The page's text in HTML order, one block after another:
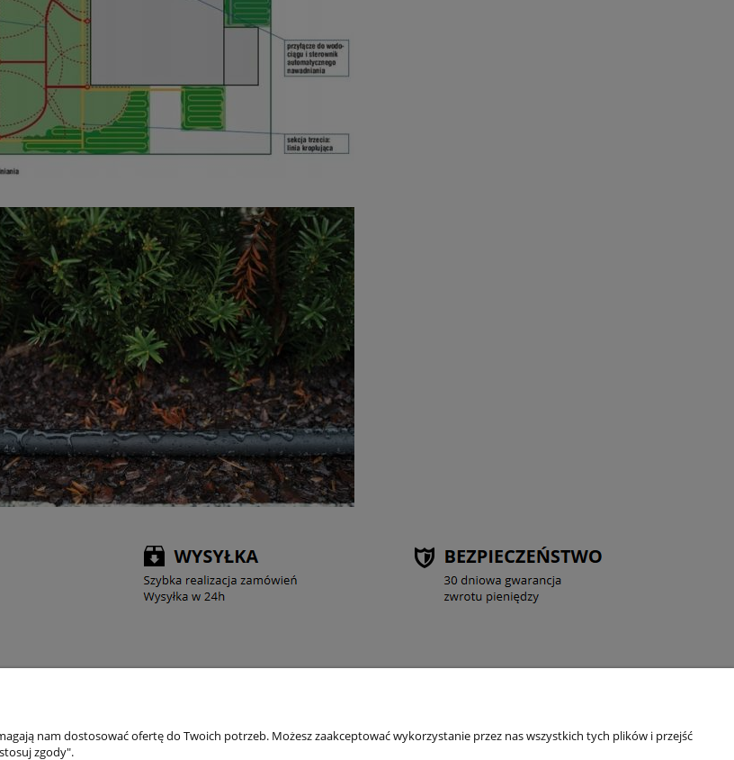
DODATKOWE
nam dostosować ofertę do Twoich potrzeb. Możesz zaakceptować wykorzystanie przez nas wszystkich tych plików i przejść
zgody".